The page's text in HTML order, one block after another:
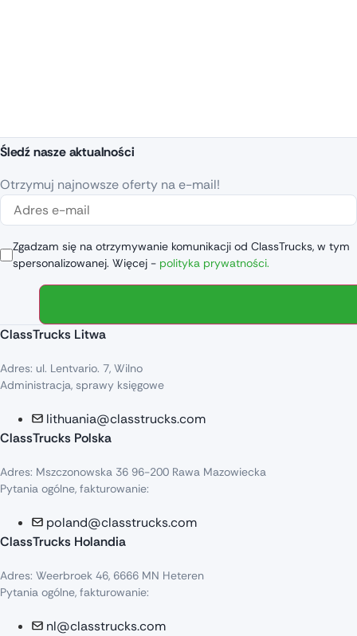
Śledź nasze aktualności
Otrzymuj najnowsze oferty na e-mail!
Zgadzam się na otrzymywanie komunikacji od ClassTrucks, w tym
spersonalizowanej. Więcej - polityka prywatności.
ClassTrucks Litwa
Adres: ul. Lentvario. 7, Wilno
Administracja, sprawy księgowe
lithuania@classtrucks.com
ClassTrucks Polska
Adres: Mszczonowska 36 96-200 Rawa Mazowiecka
Pytania ogólne, fakturowanie:
poland@classtrucks.com
ClassTrucks Holandia
Adres: Weerbroek 46, 6666 MN Heteren
Pytania ogólne, fakturowanie:
nl@classtrucks.com